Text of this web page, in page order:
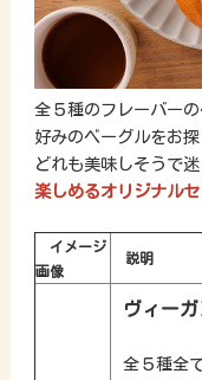
全５種のフレーバー
好みのベーグルをお探
どれも美味しそうで
楽しめるオリジナルセ
イメージ
画像
説明
ヴィー
全５種全